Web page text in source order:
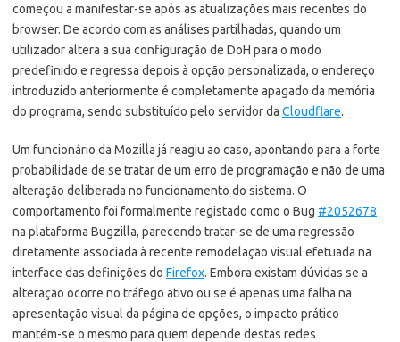
começou a manifestar-se após as atualizações mais recentes do
browser. De acordo com as análises partilhadas, quando um
utilizador altera a sua configuração de DoH para o modo
predefinido e regressa depois à opção personalizada, o endereço
introduzido anteriormente é completamente apagado da memória
do programa, sendo substituído pelo servidor da Cloudflare.
Um funcionário da Mozilla já reagiu ao caso, apontando para a forte
probabilidade de se tratar de um erro de programação e não de uma
alteração deliberada no funcionamento do sistema. O
comportamento foi formalmente registado como o Bug #2052678
na plataforma Bugzilla, parecendo tratar-se de uma regressão
diretamente associada à recente remodelação visual efetuada na
interface das definições do Firefox. Embora existam dúvidas se a
alteração ocorre no tráfego ativo ou se é apenas uma falha na
apresentação visual da página de opções, o impacto prático
mantém-se o mesmo para quem depende destas redes